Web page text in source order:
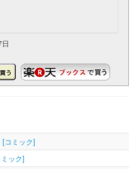
コミック]
ック]